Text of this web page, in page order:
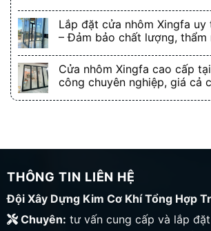
Lắp đặt cửa nhôm Xingfa
– Đảm bảo chất lượng, thẩm
Cửa nhôm Xingfa cao cấp
công chuyên nghiệp, giá cả
THÔNG TIN LIÊN HỆ
Đội Xây Dựng Kim Cơ Khí Tổng Hợp
Chuyên: tư vấn cung cấp và lắp